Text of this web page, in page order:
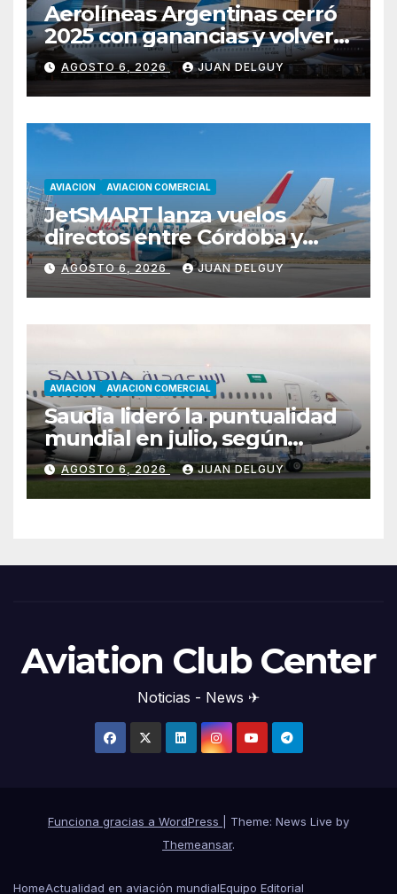
Aerolíneas Argentinas cerró
2025 con ganancias y volverá
a pagar impuesto a las
ganancias
AGOSTO 6, 2026 JUAN DELGUY
AVIACION AVIACION COMERCIAL
JetSMART lanza vuelos
directos entre Córdoba y
Florianópolis
AGOSTO 6, 2026 JUAN DELGUY
AVIACION AVIACION COMERCIAL
Saudia lideró la puntualidad
mundial en julio, según
Cirium
AGOSTO 6, 2026 JUAN DELGUY
Aviation Club Center
Noticias - News ✈
Funciona gracias a WordPress
Theme: News Live by
Themeansar.
HomeActualidad en aviación mundialEquipo Editorial